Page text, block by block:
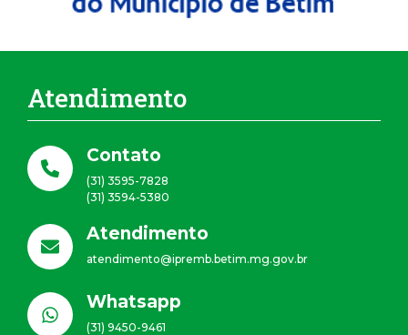
Atendimento
Contato
(31) 3595-7828
(31) 3594-5380
Atendimento
atendimento@ipremb.betim.mg.gov.br
Whatsapp
(31) 9450-9461